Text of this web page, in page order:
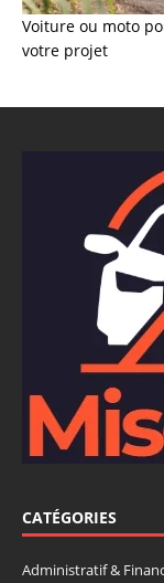
Voiture ou moto
votre projet
CATÉGORIES
Administratif &